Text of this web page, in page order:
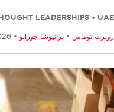
THOUGHT LEADERSHIPS •
توماس• براثيوشا جورابو• 2026-06-25